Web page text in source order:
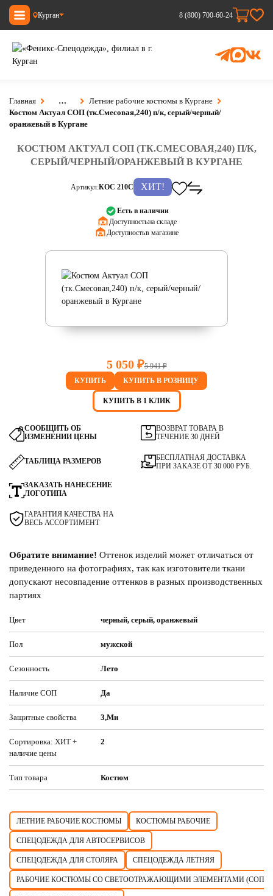
Курган 8 (800) 700-60-24
Главная …
Летние рабочие костюмы в Кургане
Костюм Актуал СОП (тк.Смесовая,240) п/к, серый/черный/
оранжевый в Кургане
КОСТЮМ АКТУАЛ СОП (ТК.СМЕСОВАЯ,240) П/К,
СЕРЫЙ/ЧЕРНЫЙ/ОРАНЖЕВЫЙ В КУРГАНЕ
Артикул:КОС 210С ХИТ!
Есть в наличии
Доступность:на складе
Доступность:в магазине
5 050 ₽5 941 ₽
КУПИТЬ
КУПИТЬ В РОЗНИЦУ
КУПИТЬ В 1 КЛИК
СООБЩИТЬ ОБ
ИЗМЕНЕНИИ ЦЕНЫ
ВОЗВРАТ ТОВАРА В
ТЕЧЕНИЕ 30 ДНЕЙ
ТАБЛИЦА РАЗМЕРОВ
ЗАКАЗАТЬ НАНЕСЕНИЕ
ЛОГОТИПА
ГАРАНТИЯ КАЧЕСТВА НА
ВЕСЬ АССОРТИМЕНТ
БЕСПЛАТНАЯ ДОСТАВКА
ПРИ ЗАКАЗЕ ОТ 30 000 РУБ.
Обратите внимание! Оттенок изделий может отличаться от
приведенного на фотографиях, так как изготовители ткани
допускают несовпадение оттенков в разных производственных
партиях
Цвет черный, серый, оранжевый
Пол мужской
Сезонность Лето
Наличие СОП Да
Защитные свойства 3,Ми
Сортировка: ХИТ +
наличие цены
2
Тип товара Костюм
ЛЕТНИЕ РАБОЧИЕ КОСТЮМЫ КОСТЮМЫ РАБОЧИЕ
СПЕЦОДЕЖДА ДЛЯ АВТОСЕРВИСОВ
СПЕЦОДЕЖДА ДЛЯ СТОЛЯРА СПЕЦОДЕЖДА ЛЕТНЯЯ
РАБОЧИЕ КОСТЮМЫ СО СВЕТООТРАЖАЮЩИМИ ЭЛЕМЕНТАМИ (СОП)